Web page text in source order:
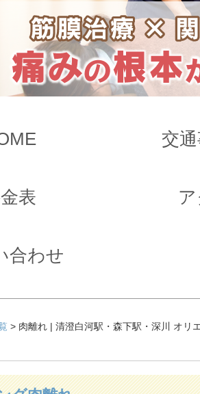
交
表
合わせ
> 肉離れ | 清澄白河駅・森下駅・深川 オリ